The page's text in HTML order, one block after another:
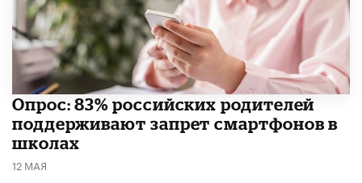
Опрос: 83% российских родителей
поддерживают запрет смартфонов в
школах
12 МАЯ